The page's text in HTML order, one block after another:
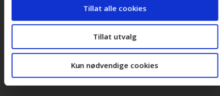
Tillat alle cookies
Tillat utvalg
Kun nødvendige cookies
Snarveier
Bilder og logoer
Stilling ledig